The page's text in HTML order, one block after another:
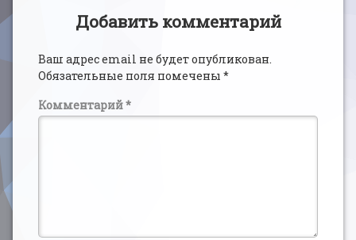
Добавить комментарий
Ваш адрес email не будет опубликован.
Обязательные поля помечены *
Комментарий*